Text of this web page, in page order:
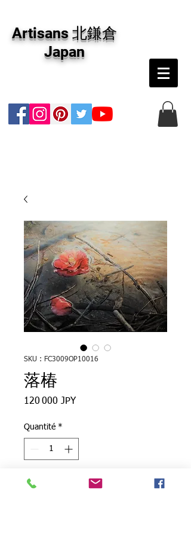
版画・切り絵など、コンテンポラリー並びにフ
ァインアートのオンライン販売をしています。
日本国内の抽象画・具象画の画家に加え、海外
のアーティストの作品もお取り寄せ頂けます。
インテリアとして、大切な方へのギフトとし
Artisans 北鎌倉
Japan
SKU : FC3009OP10016
落椿
120 000 JPYPrix
Quantité *
Ajouter au panier